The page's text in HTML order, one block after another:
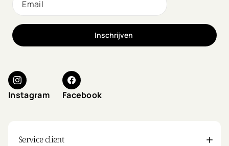
Inschrijven
Instagram Facebook
Service client